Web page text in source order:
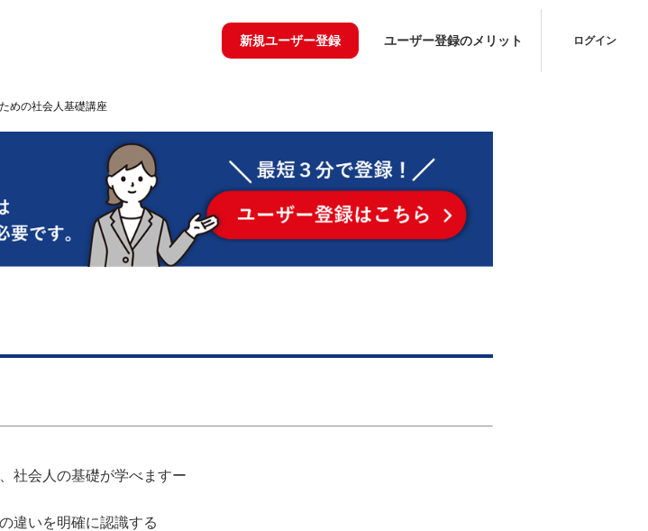
新規ユーザー登録 ユーザー登録のメリット ログイン
めの社会人基礎講座
社会人の基礎が学べますー
違いを明確に認識する